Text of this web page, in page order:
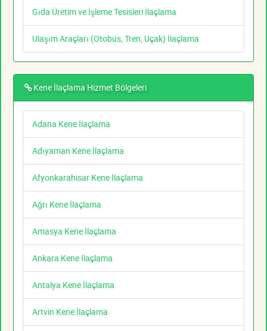
Gıda Üretim ve İşleme Tesisleri İlaçlama
Ulaşım Araçları (Otobüs, Tren, Uçak) İlaçlama
Kene İlaçlama Hizmet Bölgeleri
Adana Kene İlaçlama
Adıyaman Kene İlaçlama
Afyonkarahisar Kene İlaçlama
Ağrı Kene İlaçlama
Amasya Kene İlaçlama
Ankara Kene İlaçlama
Antalya Kene İlaçlama
Artvin Kene İlaçlama